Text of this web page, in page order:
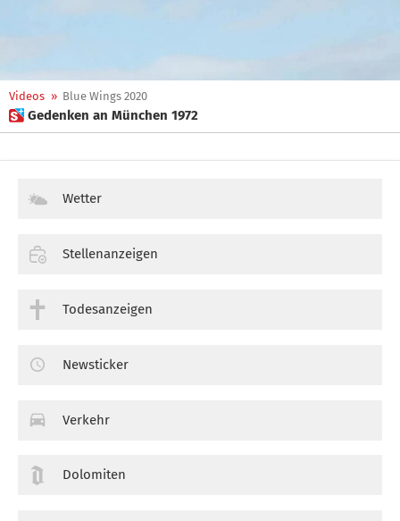
Videos » Blue Wings 2020
 Gedenken an München 1972
Wetter
Stellenanzeigen
Todesanzeigen
Newsticker
Verkehr
Dolomiten